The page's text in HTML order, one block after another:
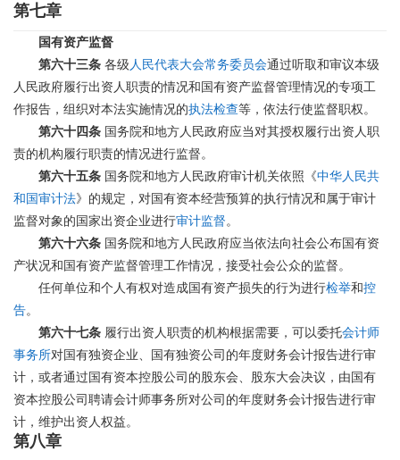
第七章
国有资产监督
第六十三条 各级 人民代表大会常务委员会通过听取和审议本级
人民政府履行出资人职责的情况和国有资产监督管理情况的专项工
作报告，组织对本法实施情况的执法检查等，依法行使监督职权。
第六十四条 国务院和地方人民政府应当对其授权履行出资人职
责的机构履行职责的情况进行监督。
第六十五条 国务院和地方人民政府审计机关依照《中华人民共
和国审计法》的规定，对国有资本经营预算的执行情况和属于审计
监督对象的国家出资企业进行审计监督 。
第六十六条 国务院和地方人民政府应当依法向社会公布国有资
产状况和国有资产监督管理工作情况，接受社会公众的监督。
任何单位和个人有权对造成国有资产损失的行为进行检举和控
告。
第六十七条 履行出资人职责的机构根据需要，可以委托会计师
事务所对国有独资企业、国有独资公司的年度财务会计报告进行审
计，或者通过国有资本控股公司的股东会、股东大会决议，由国有
资本控股公司聘请会计师事务所对公司的年度财务会计报告进行审
计，维护出资人权益。
第八章